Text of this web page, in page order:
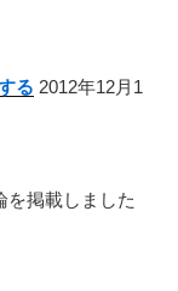
る 2012年12月1
を掲載しました